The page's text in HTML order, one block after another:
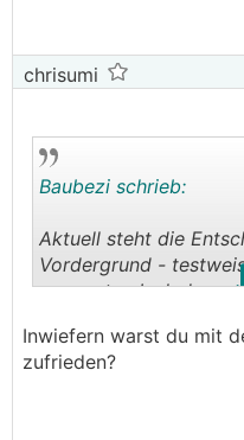
chrisumi
.
Baubezi schrieb:
Aktuell steht die
Vordergrund -
genannten Isoled
zufrieden, daher die
Inwiefern warst du mit
zufrieden?